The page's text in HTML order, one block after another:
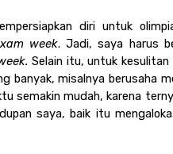
diri untuk
week. Jadi, saya harus
Selain itu, untuk
banyak, misalnya berusaha
saya, baik itu